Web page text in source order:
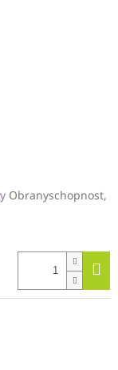
Obranyschopnost,